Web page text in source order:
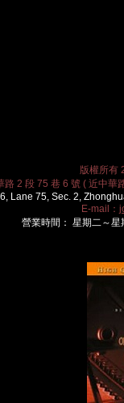
版權所有
路 2 段 75 巷 6 號 ( 近中
Lane 75, Sec. 2,
E-mail：
營業時間： 星期二～